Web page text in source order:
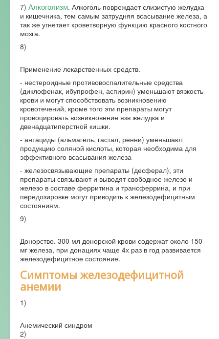
7) Алкоголизм. Алкоголь повреждает слизистую желудка
и кишечника, тем самым затрудняя всасывание железа, а
так же угнетает кроветворную функцию красного костного
мозга.
8)
Применение лекарственных средств.
- нестероидные противовоспалительные средства
(диклофенак, ибупрофен, аспирин) уменьшают вязкость
крови и могут способствовать возникновению
кровотечений, кроме того эти препараты могут
провоцировать возникновение язв желудка и
двенадцатиперстной кишки.
- антациды (альмагель, гастал, ренни) уменьшают
продукцию соляной кислоты, которая необходима для
эффективного всасывания железа
- железосвязывающие препараты (десферал), эти
препараты связывают и выводят свободное железо и
железо в составе ферритина и трансферрина, и при
передозировке могут приводить к железодефицитным
состояниям.
9)
Донорство. 300 мл донорской крови содержат около 150
мг железа, при донациях чаще 4х раз в год развивается
железодефицитное состояние.
Симптомы железодефицитной
анемии
1)
Анемический синдром
2)